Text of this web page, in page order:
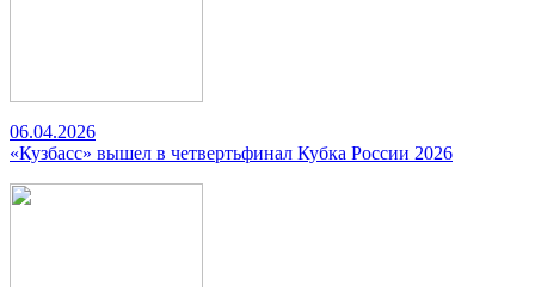
06.04.2026
«Кузбасс» вышел в четвертьфинал Кубка России 2026